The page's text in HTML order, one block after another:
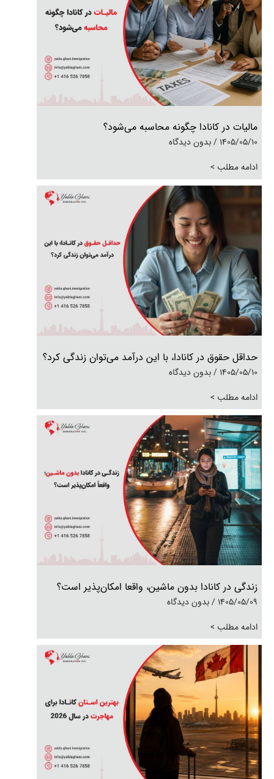
مالیات در کانادا چگونه محاسبه می‌شود؟
1405/05/10
بدون دیدگاه
ادامه مطلب >
حداقل حقوق در کانادا، با این درآمد می‌توان زندگی کرد؟
1405/05/10
بدون دیدگاه
ادامه مطلب >
زندگی در کانادا بدون ماشین، واقعا امکان‌پذیر است؟
1405/05/09
بدون دیدگاه
ادامه مطلب >